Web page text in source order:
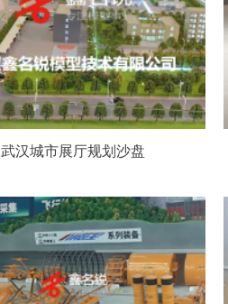
武汉城市展厅规划沙盘